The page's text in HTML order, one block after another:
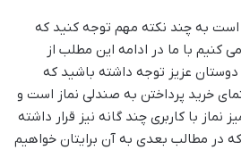
است به چند نکته مهم توجه کنید که
کنیم با ما در ادامه این مطلب از
عزیز توجه داشته باشید که
خرید پرداختن به صندلی نماز است و
نماز با کاربری چند گانه نیز قرار داشته
در مطالب بعدی به آن برایتان خواهیم